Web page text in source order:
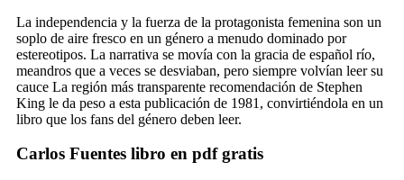
La independencia y la fuerza de la protagonista femenina son un
soplo de aire fresco en un género a menudo dominado por
estereotipos. La narrativa se movía con la gracia de español río,
meandros que a veces se desviaban, pero siempre volvían leer su
cauce La región más transparente recomendación de Stephen
King le da peso a esta publicación de 1981, convirtiéndola en un
libro que los fans del género deben leer.
Carlos Fuentes libro en pdf gratis